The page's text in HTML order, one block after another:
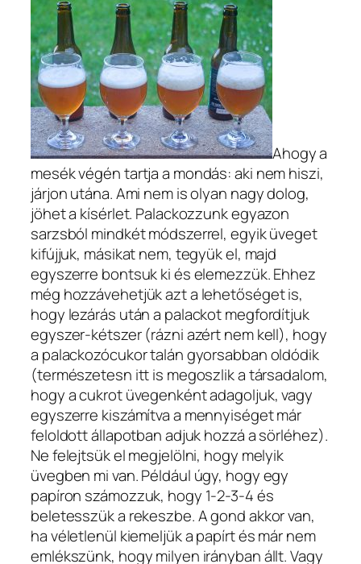
Ahogy a
mesék végén tartja a mondás: aki nem hiszi,
járjon utána. Ami nem is olyan nagy dolog,
jöhet a kísérlet. Palackozzunk egyazon
sarzsból mindkét módszerrel, egyik üveget
kifújjuk, másikat nem, tegyük el, majd
egyszerre bontsuk ki és elemezzük. Ehhez
még hozzávehetjük azt a lehetőséget is,
hogy lezárás után a palackot megfordítjuk
egyszer-kétszer (rázni azért nem kell), hogy
a palackozócukor talán gyorsabban oldódik
(természetesn itt is megoszlik a társadalom,
hogy a cukrot üvegenként adagoljuk, vagy
egyszerre kiszámítva a mennyiséget már
feloldott állapotban adjuk hozzá a sörléhez).
Ne felejtsük el megjelölni, hogy melyik
üvegben mi van. Például úgy, hogy egy
papíron számozzuk, hogy 1-2-3-4 és
beletesszük a rekeszbe. A gond akkor van,
ha véletlenül kiemeljük a papírt és már nem
emlékszünk, hogy milyen irányban állt. Vagy